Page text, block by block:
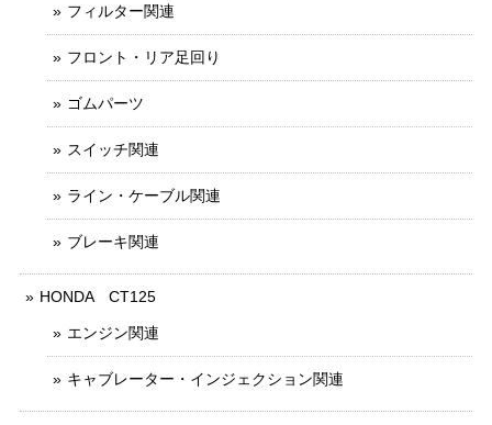
フィルター関連
フロント・リア足回り
ゴムパーツ
スイッチ関連
ライン・ケーブル関連
ブレーキ関連
HONDA CT125
エンジン関連
キャブレーター・インジェクション関連